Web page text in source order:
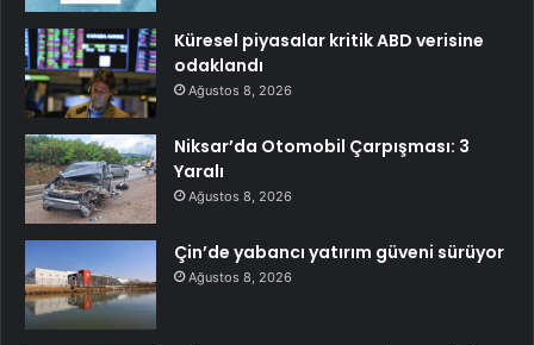
Küresel piyasalar kritik ABD verisine
odaklandı
Ağustos 8, 2026
Niksar’da Otomobil Çarpışması: 3
Yaralı
Ağustos 8, 2026
Çin’de yabancı yatırım güveni sürüyor
Ağustos 8, 2026